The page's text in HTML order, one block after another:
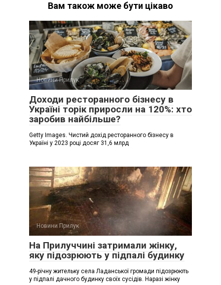
Вам також може бути цікаво
Новини Прилук
Доходи ресторанного бізнесу в
Україні торік приросли на 120%: хто
заробив найбільше?
Getty Images. Чистий дохід ресторанного бізнесу в
Україні у 2023 році досяг 31,6 млрд
Новини Прилук
На Прилуччині затримали жінку,
яку підозрюють у підпалі будинку
49-річну жительку села Ладанської громади підозрюють
у підпалі дачного будинку своїх сусідів. Наразі жінку